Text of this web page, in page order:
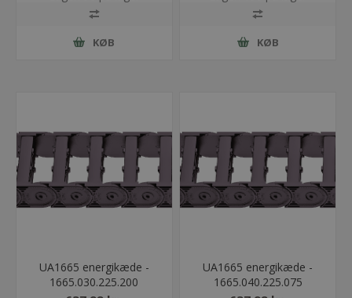
KØB KØB
UA1665 energikæde -
1665.030.225.200
UA1665 energikæde -
1665.040.225.075